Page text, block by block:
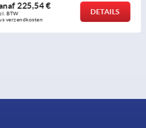
vanaf28,26 €
excl. BTW
plus verzendkosten
DETAILS